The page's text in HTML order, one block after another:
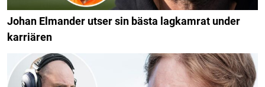
Johan Elmander utser sin bästa lagkamrat under
karriären